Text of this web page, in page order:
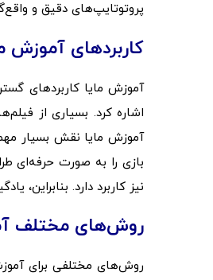
پروتوتایپ‌های دقیق و
کاربردهای آموزش
آموزش مایا کاربردهای
اشاره کرد. بسیاری از
آموزش مایا نقش بسیار
بازی را به صورت حرفه‌ای
نیز کاربرد دارد. بنابراین،
روش‌های مختلف
روش‌های مختلفی برای